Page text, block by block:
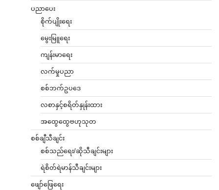
ပညာပေး
စိုက်ပျိုးရေး
မွေးမြူရေး
ကျန်းမာရေး
လက်မှုပညာ
စစ်ဘက်ဥပဒေ
လစာနှင့်စရိတ်နှုန်းထား
အထွေထွေဗဟုသုတ
စစ်ချီသီချင်း
စစ်သည်ရေး/ဆိုသီချင်းများ
ရဲစိတ်ရဲမာန်သီချင်းများ
ဖျော်ဖြေရေး